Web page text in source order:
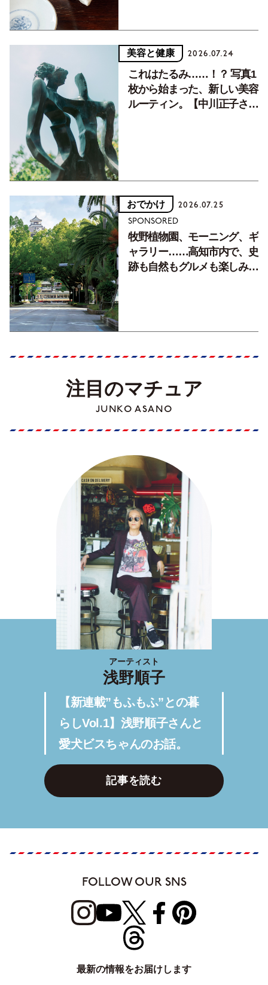
美容と健康 2026.07.24
これはたるみ……！？ 写真1
枚から始まった、新しい美容
ルーティン。【中川正子さん
おでかけ 2026.07.25
SPONSORED
牧野植物園、モーニング、ギ
ャラリー……高知市内で、史
跡も自然もグルメも楽しみ尽
注目のマチュア
JUNKO ASANO
アーティスト
浅野順子
【新連載”もふもふ”との暮
らしVol.1】浅野順子さんと
愛犬ビスちゃんのお話。
記事を読む
FOLLOW OUR SNS
最新の情報をお届けします